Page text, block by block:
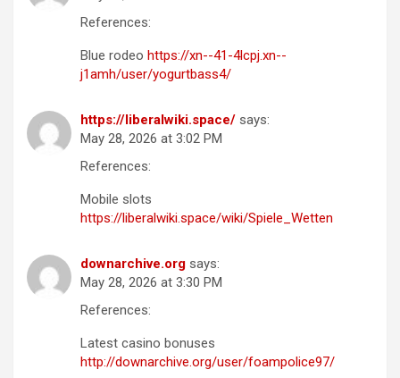
References:
Blue rodeo https://xn--41-4lcpj.xn--
j1amh/user/yogurtbass4/
https://liberalwiki.space/ says:
May 28, 2026 at 3:02 PM
References:
Mobile slots
https://liberalwiki.space/wiki/Spiele_Wetten
downarchive.org says:
May 28, 2026 at 3:30 PM
References:
Latest casino bonuses
http://downarchive.org/user/foampolice97/